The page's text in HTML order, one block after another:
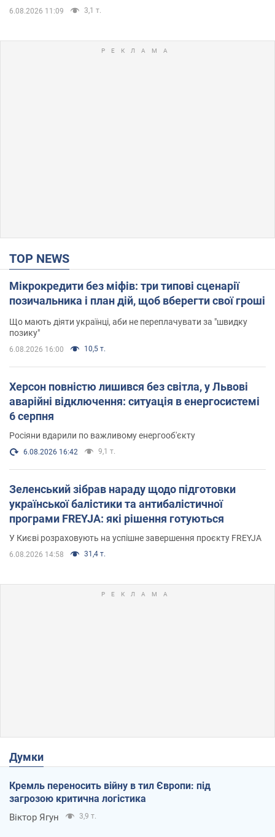
6.08.2026 11:09 3,1 т.
TOP NEWS
Мікрокредити без міфів: три типові сценарії
позичальника і план дій, щоб вберегти свої гроші
Що мають діяти українці, аби не переплачувати за "швидку
позику"
6.08.2026 16:00 10,5 т.
Херсон повністю лишився без світла, у Львові
аварійні відключення: ситуація в енергосистемі
6 серпня
Росіяни вдарили по важливому енергооб'єкту
6.08.2026 16:42 9,1 т.
Зеленський зібрав нараду щодо підготовки
української балістики та антибалістичної
програми FREYJA: які рішення готуються
У Києві розраховують на успішне завершення проєкту FREYJA
6.08.2026 14:58 31,4 т.
Думки
Кремль переносить війну в тил Європи: під
загрозою критична логістика
Віктор Ягун 3,9 т.